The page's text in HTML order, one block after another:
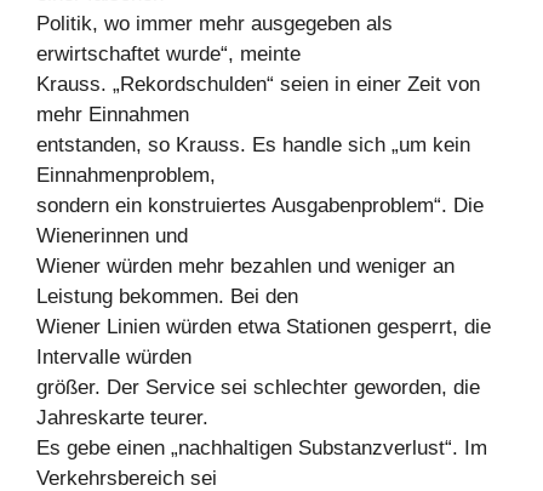
Politik, wo immer mehr ausgegeben als
erwirtschaftet wurde“, meinte
Krauss. „Rekordschulden“ seien in einer Zeit von
mehr Einnahmen
entstanden, so Krauss. Es handle sich „um kein
Einnahmenproblem,
sondern ein konstruiertes Ausgabenproblem“. Die
Wienerinnen und
Wiener würden mehr bezahlen und weniger an
Leistung bekommen. Bei den
Wiener Linien würden etwa Stationen gesperrt, die
Intervalle würden
größer. Der Service sei schlechter geworden, die
Jahreskarte teurer.
Es gebe einen „nachhaltigen Substanzverlust“. Im
Verkehrsbereich sei